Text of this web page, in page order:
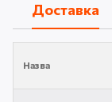
Доставка
Назва